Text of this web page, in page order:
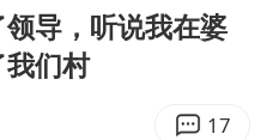
技发行价格150.80元/股
道价一箱上涨近百元
导，听说我在婆
们村
17